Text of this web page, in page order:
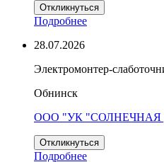
Откликнуться
Подробнее
28.07.2026
Электромонтер-
Обнинск
ООО "УК
Откликнуться
Подробнее